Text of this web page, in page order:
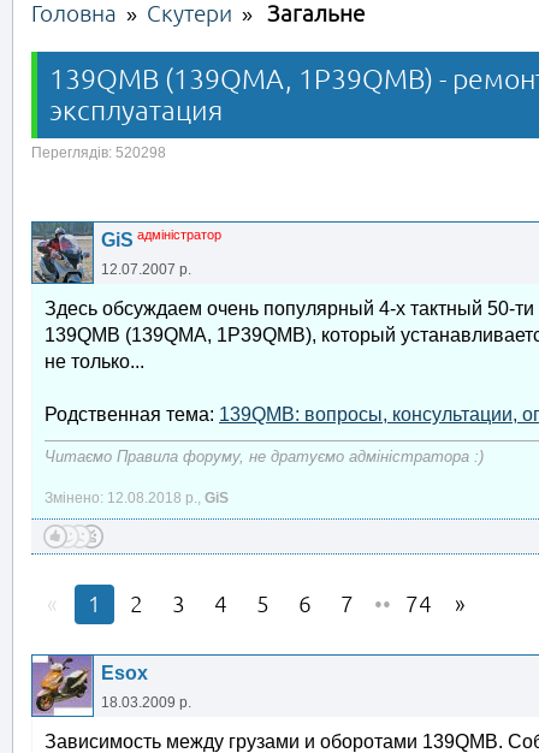
Головна » Скутери » Загальне
139QMB (139QMA, 1P39QMB) -
эксплуатация
Переглядів: 520298
GiS адміністратор
12.07.2007 р.
Здесь обсуждаем очень популярный 4-х тактный 50-
139QMB (139QMA, 1P39QMB), который
не только...
Родственная тема: 139QMB: вопросы, консультации,
Читаємо Правила форуму, не дратуємо адміністратора :)
Змінено: 12.08.2018 р., GiS
1 2 3 4 5 6 7 •• 74
Esox
18.03.2009 р.
Зависимость между грузами и оборотами 139QMB.